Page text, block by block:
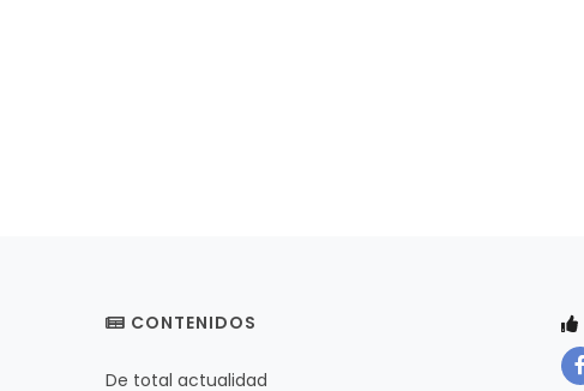
CONTENIDOS
De total actualidad